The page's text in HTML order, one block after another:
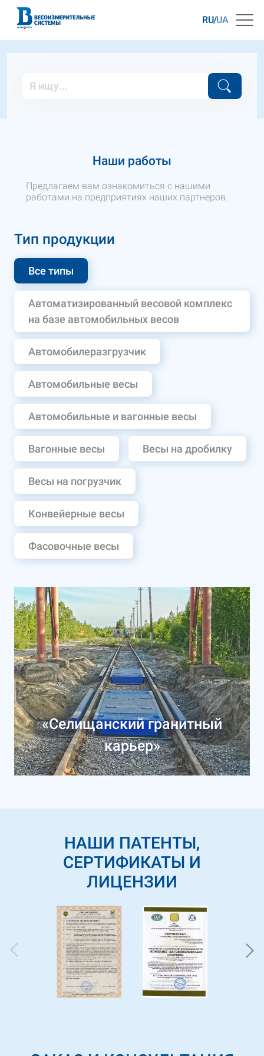
RU UA
Наши работы
Предлагаем вам ознакомиться с нашими
работами на предприятиях наших партнеров.
Тип продукции
Все типы
Автоматизированный весовой комплекс
на базе автомобильных весов
Автомобилеразгрузчик
Автомобильные весы
Автомобильные и вагонные весы
Вагонные весы Весы на дробилку
Весы на погрузчик
Конвейерные весы
Фасовочные весы
«Селищанский гранитный
карьер»
НАШИ ПАТЕНТЫ,
СЕРТИФИКАТЫ И
ЛИЦЕНЗИИ